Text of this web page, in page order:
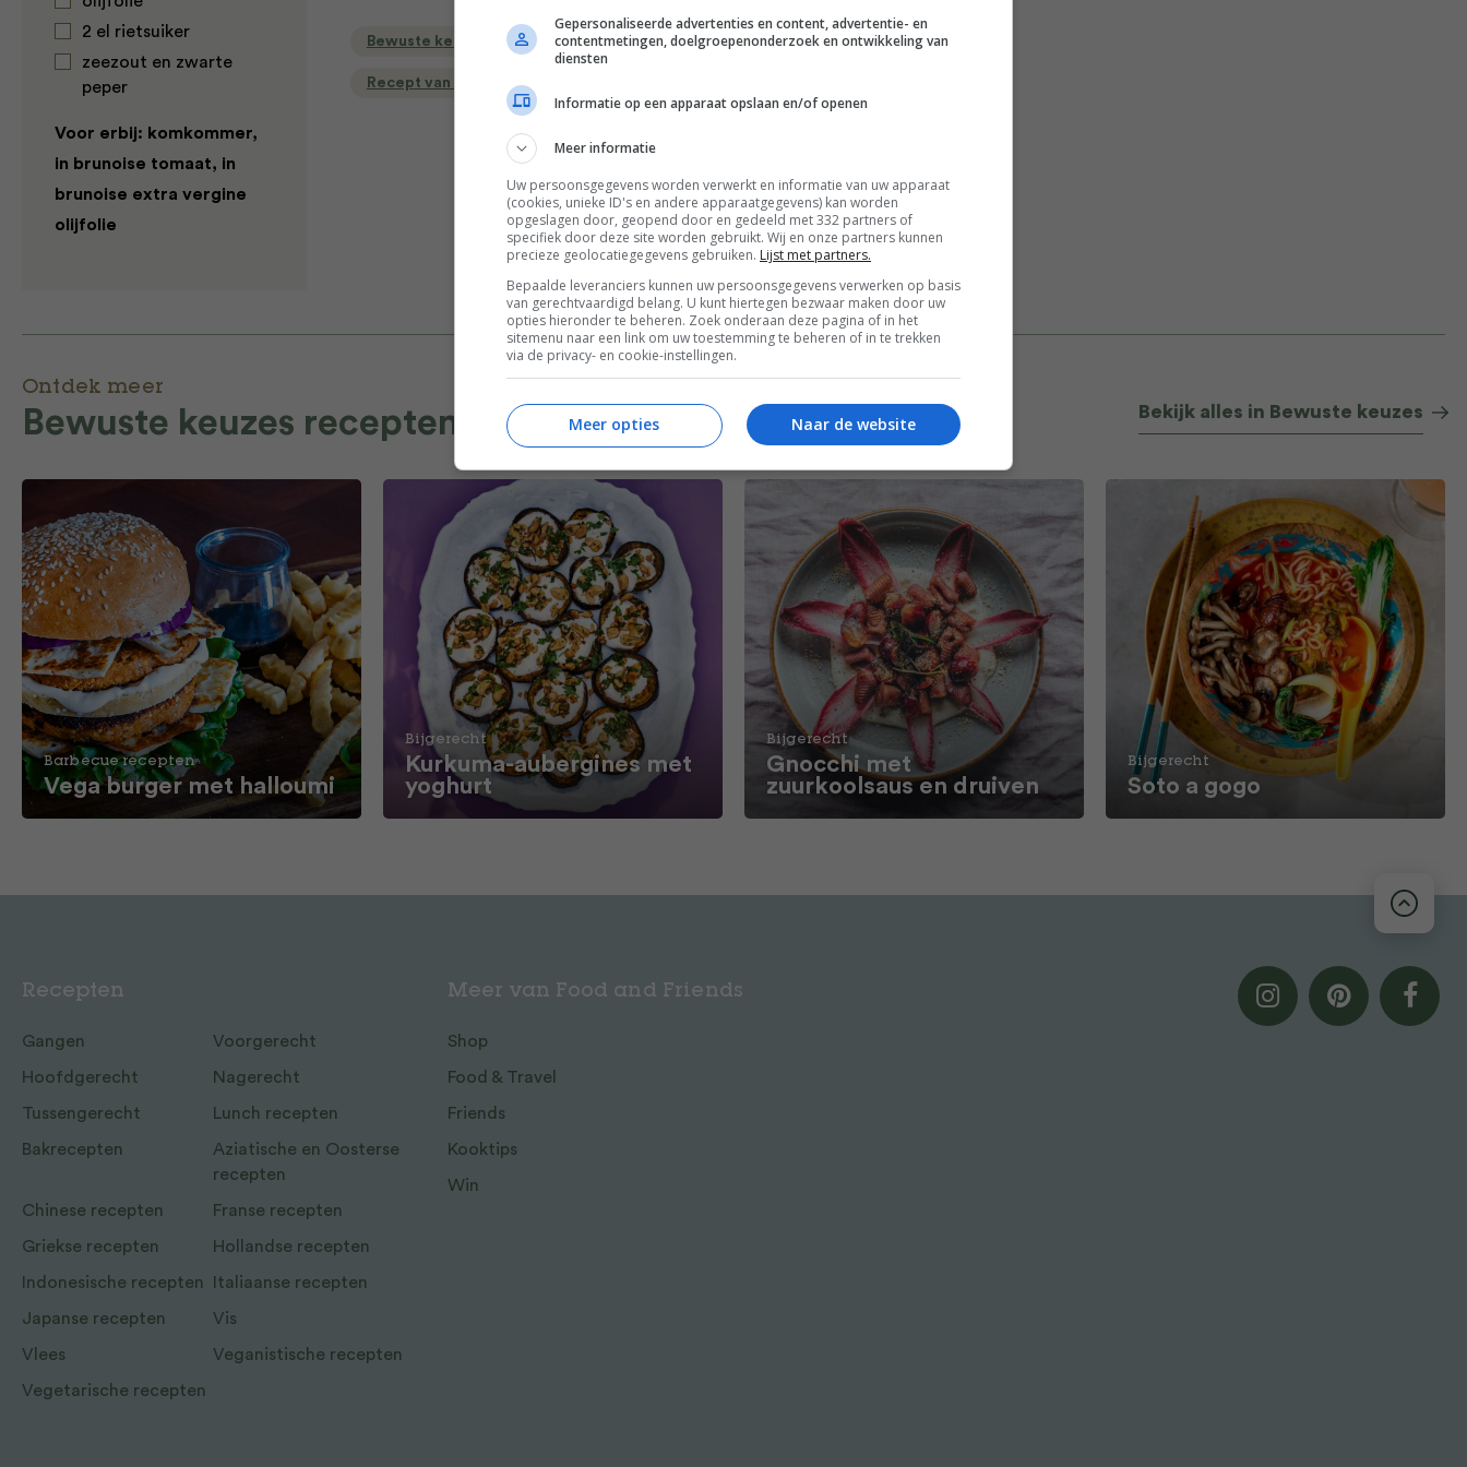
2 el rietsuiker
zeezout en zwarte
peper
Voor erbij: komkommer,
in brunoise tomaat, in
brunoise extra vergine
olijfolie
Bewuste keuzes Groente recepten Meatless Monday
Recept van de dag
Ontdek meer
Bewuste keuzes recepten Bekijk alles in Bewuste keuzes
Barbecue recepten
Vega burger met halloumi
Bijgerecht
Kurkuma-aubergines met
yoghurt
Bijgerecht
Gnocchi met
zuurkoolsaus en druiven
Bijgerecht
Soto a gogo
Gepersonaliseerde advertenties en content, advertentie- en
contentmetingen, doelgroepenonderzoek en ontwikkeling van
diensten
Informatie op een apparaat opslaan en/of openen
Meer informatie
Uw persoonsgegevens worden verwerkt en informatie van uw apparaat
(cookies, unieke ID's en andere apparaatgegevens) kan worden
opgeslagen door, geopend door en gedeeld met 332 partners of
specifiek door deze site worden gebruikt. Wij en onze partners kunnen
precieze geolocatiegegevens gebruiken. Lijst met partners.
Bepaalde leveranciers kunnen uw persoonsgegevens verwerken op basis
van gerechtvaardigd belang. U kunt hiertegen bezwaar maken door uw
opties hieronder te beheren. Zoek onderaan deze pagina of in het
sitemenu naar een link om uw toestemming te beheren of in te trekken
via de privacy- en cookie-instellingen.
Naar de website
Meer opties
Recepten
Gangen Voorgerecht
Hoofdgerecht Nagerecht
Tussengerecht Lunch recepten
Bakrecepten
Aziatische en Oosterse
recepten
Chinese recepten Franse recepten
Griekse recepten Hollandse recepten
Indonesische recepten Italiaanse recepten
Japanse recepten Vis
Vlees Veganistische recepten
Vegetarische recepten
Meer van Food and Friends
Shop
Food & Travel
Friends
Kooktips
Win